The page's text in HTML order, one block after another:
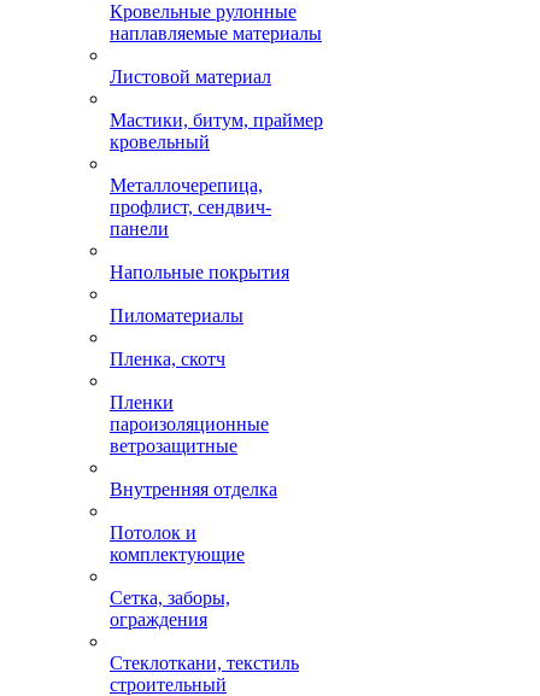
Кровельные рулонные
наплавляемые материалы
Листовой материал
Мастики, битум, праймер
кровельный
Металлочерепица,
профлист, сендвич-
панели
Напольные покрытия
Пиломатериалы
Пленка, скотч
Пленки
пароизоляционные
ветрозащитные
Внутренняя отделка
Потолок и
комплектующие
Сетка, заборы,
ограждения
Стеклоткани, текстиль
строительный